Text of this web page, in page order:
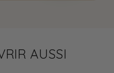
AUSSI